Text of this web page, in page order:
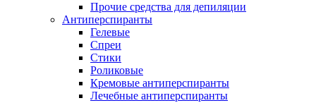
Прочие средства для депиляции
Антиперспиранты
Гелевые
Спреи
Стики
Роликовые
Кремовые антиперспиранты
Лечебные антиперспиранты